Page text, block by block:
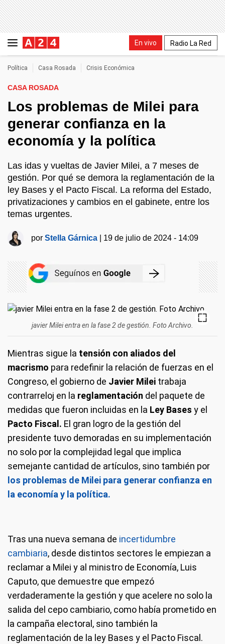
En vivo Radio La Red
Política Casa Rosada Crisis Económica
CASA ROSADA
Los problemas de Milei para
generar confianza en la
economía y la política
Las idas y vueltas de Javier Milei, a 7 meses de
gestión. Por qué se demora la reglamentación de la
ley Bases y el Pacto Fiscal. La reforma del Estado,
privatizaciones y cambios en el gabinete, entre los
temas urgentes.
porStella Gárnica 19 de julio de 2024 - 14:09
javier Milei entra en la fase 2 de gestión. Foto Archivo.
Mientras sigue la tensión con aliados del
macrismo para redefinir la relación de fuerzas en el
Congreso, el gobierno de Javier Milei trabaja
contrarreloj en la reglamentación del paquete de
medidas que fueron incluidas en la Ley Bases y el
Pacto Fiscal. El gran logro de la gestión del
presidente tuvo demoradas en su implementación
no solo por la complejidad legal que implica
semejante cantidad de artículos, sino también por
los problemas de Milei para generar confianza en
la economía y la política.
Tras una nueva semana de incertidumbre
cambiaria, desde distintos sectores le empiezan a
reclamar a Milei y al ministro de Economía, Luis
Caputo, que demuestre que empezó
verdaderamente la gestión y que acelere no solo la
salida del cepo cambiario, como había prometido en
la campaña electoral, sino también la
reglamentación de la ley Bases y el Pacto Fiscal.